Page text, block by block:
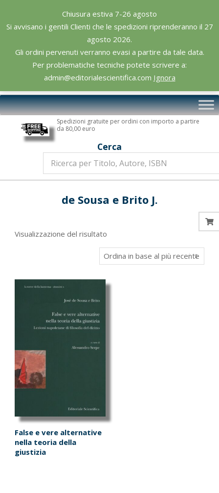
Chiusura estiva 7-26 agosto
Si avvisano i gentili Clienti che le spedizioni riprenderanno il 27
agosto 2026.
Gli ordini pervenuti verranno evasi a partire da tale data.
Per problematiche tecniche potete scrivere a:
admin@editorialescientifica.com Ignora
content
Editoriale
Scientifica
Primary
Navigation
Spedizioni gratuite per ordini con importo a partire
da 80,00 euro
Cerca
de Sousa e Brito J.
Visualizzazione del risultato
False e vere alternative
nella teoria della
giustizia